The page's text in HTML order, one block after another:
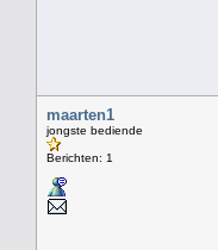
maarten1
jongste bediende
Berichten: 1